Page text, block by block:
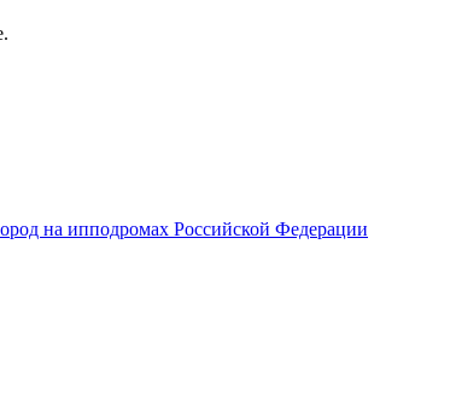
на ипподромах Российской Федерации